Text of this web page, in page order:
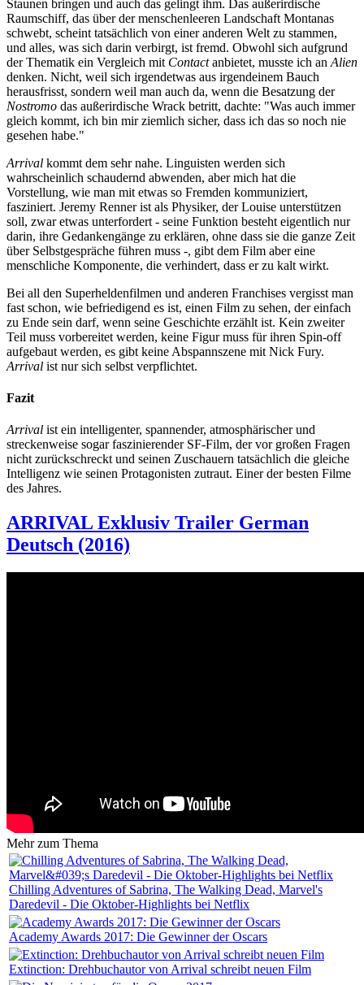
Staunen bringen und auch das gelingt ihm. Das außerirdische
Raumschiff, das über der menschenleeren Landschaft Montanas
schwebt, scheint tatsächlich von einer anderen Welt zu stammen,
und alles, was sich darin verbirgt, ist fremd. Obwohl sich aufgrund
der Thematik ein Vergleich mit Contactanbietet, musste ich an Alien
denken. Nicht, weil sich irgendetwas aus irgendeinem Bauch
herausfrisst, sondern weil man auch da, wenn die Besatzung der
Nostromo das außerirdische Wrack betritt, dachte: "Was auch immer
gleich kommt, ich bin mir ziemlich sicher, dass ich das so noch nie
gesehen habe."
Arrival kommt dem sehr nahe. Linguisten werden sich
wahrscheinlich schaudernd abwenden, aber mich hat die
Vorstellung, wie man mit etwas so Fremden kommuniziert,
fasziniert. Jeremy Renner ist als Physiker, der Louise unterstützen
soll, zwar etwas unterfordert - seine Funktion besteht eigentlich nur
darin, ihre Gedankengänge zu erklären, ohne dass sie die ganze Zeit
über Selbstgespräche führen muss -, gibt dem Film aber eine
menschliche Komponente, die verhindert, dass er zu kalt wirkt.
Bei all den Superheldenfilmen und anderen Franchises vergisst man
fast schon, wie befriedigend es ist, einen Film zu sehen, der einfach
zu Ende sein darf, wenn seine Geschichte erzählt ist. Kein zweiter
Teil muss vorbereitet werden, keine Figur muss für ihren Spin-off
aufgebaut werden, es gibt keine Abspannszene mit Nick Fury.
Arrival ist nur sich selbst verpflichtet.
Fazit
Arrival ist ein intelligenter, spannender, atmosphärischer und
streckenweise sogar faszinierender SF-Film, der vor großen Fragen
nicht zurückschreckt und seinen Zuschauern tatsächlich die gleiche
Intelligenz wie seinen Protagonisten zutraut. Einer der besten Filme
des Jahres.
ARRIVAL Exklusiv Trailer German
Deutsch (2016)
Mehr zum Thema
Chilling Adventures of Sabrina, The Walking Dead, Marvel's
Daredevil - Die Oktober-Highlights bei Netflix
Academy Awards 2017: Die Gewinner der Oscars
Extinction: Drehbuchautor von Arrival schreibt neuen Film